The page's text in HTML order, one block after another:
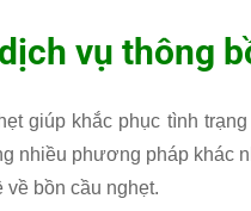
vụ thông
giúp khắc phục tình
nhiều phương pháp khác
về bồn cầu nghẹt.